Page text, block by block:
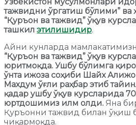
тажвидни ўргатиш бўлими” ва
“Қуръон ва тажвид” ўқув
ташкил этилишидир.
Айни кунларда
“Қуръон ва тажвид” ўқув
юритмоқда. Ушбу бўлимга
ўнта ижоза соҳиби Шайх
Махдум ўғли раҳбар этиб
қадар ушбу ўқув курсларида
юртдошимиз илм олди. Яна
Қуръонни тажвид билан ўқиш
чиқармоқда.